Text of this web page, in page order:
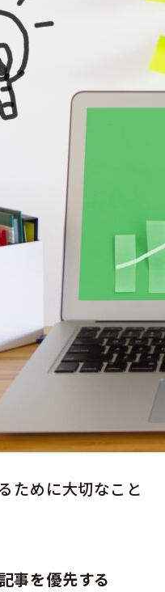
ために大切なこと
事を優先する